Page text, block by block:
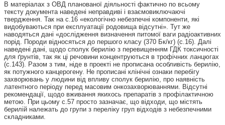
В матеріалах з ОВД планованої діяльності фактично по всьому
тексту документа наведені неправдиві і взаємовиключаючі
твердження. Так на с.16 «екологічно небезпечні компоненти, які
видобуваються при експлуатації родовища відсутні». Тут же
наводяться дані «дослідження визначення питомої ваги радіоактивних
порід. Породи відносяться до першого класу (370 Бк/кг) (с.16). Далі
наведені дані, щодо сполук берилію з перевищенням ГДК токсичності
для ґрунтів, так як ці речовини концентруються в трофічних ланцюгах
(с.143). Разом з тим, ніде в проекті не прописана особливість берилію,
як потужного канцерогену. Не прописані клінічні ознаки перебігу
захворювань у людини від впливу сполук берилію, про наявність
латентного періоду перед масовим онкозахворюваннями. Відсутні
рекомендації, щодо вживання якихось препаратів з профілактичною
метою. При цьому с.57 просто зазначає, що відходи, що містять
берилій належать до групи з переліку груп відходів з небезпечними
складниками.